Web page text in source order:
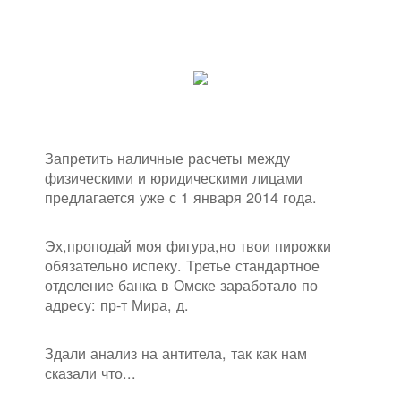
Запретить наличные расчеты между
физическими и юридическими лицами
предлагается уже с 1 января 2014 года.
Эх,проподай моя фигура,но твои пирожки
обязательно испеку. Третье стандартное
отделение банка в Омске заработало по
адресу: пр-т Мира, д.
Здали анализ на антитела, так как нам
сказали что...